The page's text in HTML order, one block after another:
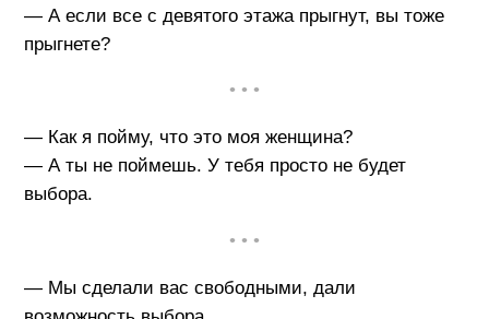
— А если все с девятого этажа прыгнут, вы тоже
прыгнете?
• • •
— Как я пойму, что это моя женщина?
— А ты не поймешь. У тебя просто не будет
выбора.
• • •
— Мы сделали вас свободными, дали